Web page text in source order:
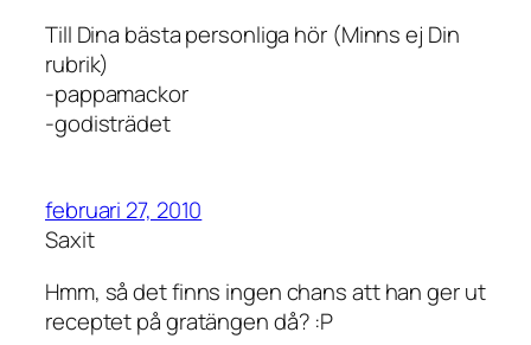
Till Dina bästa personliga hör (Minns ej Din
rubrik)
-pappamackor
-godisträdet
februari 27, 2010
Saxit
Hmm, så det finns ingen chans att han ger ut
receptet på gratängen då? :P